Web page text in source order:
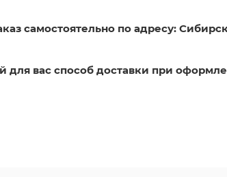
самостоятельно по адресу:
вас способ доставки при